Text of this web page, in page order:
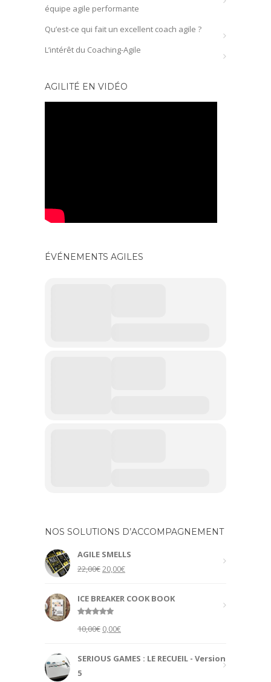
équipe agile performante
Qu’est-ce qui fait un excellent coach agile ?
L’intérêt du Coaching-Agile
AGILITÉ EN VIDÉO
ÉVÉNEMENTS AGILES
NOS SOLUTIONS D’ACCOMPAGNEMENT
AGILE SMELLS
22,00€ Original
was:
22,00€.
20,00€Current
is:
ICE BREAKER COOK BOOK
out of 5
10,00€ Original
was:
0,00€Current
is:
SERIOUS GAMES : LE RECUEIL - Version
5